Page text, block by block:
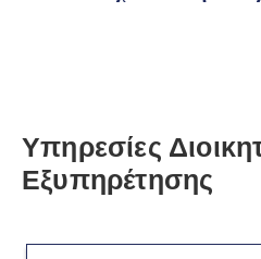
Υπηρεσίες
Εξυπηρέτησης